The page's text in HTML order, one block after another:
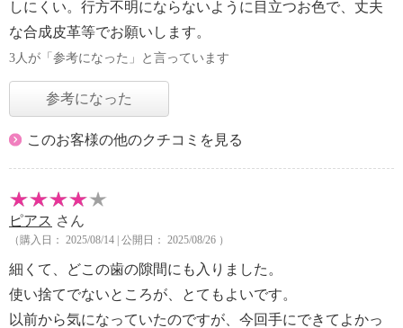
しにくい。行方不明にならないように目立つお色で、丈夫
な合成皮革等でお願いします。
3人が「参考になった」と言っています
参考になった
このお客様の他のクチコミを見る
ピアス さん
（購入日： 2025/08/14 | 公開日： 2025/08/26 ）
細くて、どこの歯の隙間にも入りました。
使い捨てでないところが、とてもよいです。
以前から気になっていたのですが、今回手にできてよかっ